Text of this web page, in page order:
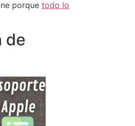
porque todo lo
de